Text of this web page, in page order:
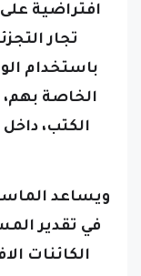
افتراضية
تجار
باستخدام
الخاصة بهم،
الكتب،
ويساعد
في تقدير
الكائنات